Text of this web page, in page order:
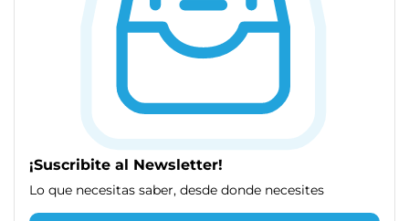
¡Suscribite al Newsletter!
Lo que necesitas saber, desde donde necesites